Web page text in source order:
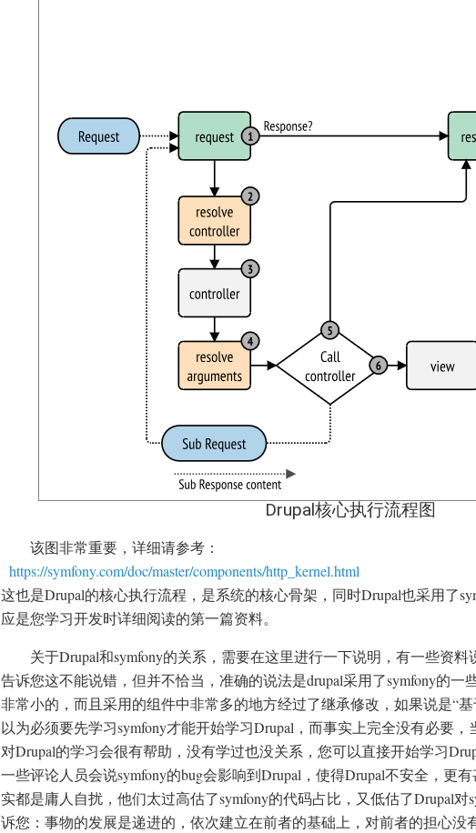
Drupal核心执行流程图
该图非常重要，详细请参考：
https://symfony.com/doc/master/components/http_kernel.html
这也是Drupal的核心执行流程，是系统的核心骨架，同时Drupal也采用了
应是您学习开发时详细阅读的第一篇资料。
关于Drupal和symfony的关系，需要在这里进行一下说明，有一些资料
告诉您这不能说错，但并不恰当，准确的说法是drupal采用了symfony的一
非常小的，而且采用的组件中非常多的地方经过了继承修改，如果说是“
以为必须要先学习symfony才能开始学习Drupal，而事实上完全没有必要
对Drupal的学习会很有帮助，没有学过也没关系，您可以直接开始学习
一些评论人员会说symfony的bug会影响到Drupal，使得Drupal不安全，更
实都是庸人自扰，他们太过高估了symfony的代码占比，又低估了Drupal
诉您：事物的发展是递进的，依次建立在前者的基础上，对前者的担心没